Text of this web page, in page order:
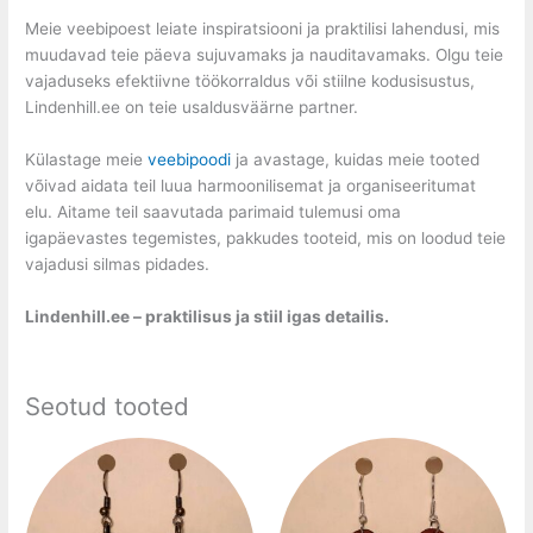
Meie veebipoest leiate inspiratsiooni ja praktilisi lahendusi, mis
muudavad teie päeva sujuvamaks ja nauditavamaks. Olgu teie
vajaduseks efektiivne töökorraldus või stiilne kodusisustus,
Lindenhill.ee on teie usaldusväärne partner.
Külastage meieveebipoodi ja avastage, kuidas meie tooted
võivad aidata teil luua harmoonilisemat ja organiseeritumat
elu. Aitame teil saavutada parimaid tulemusi oma
igapäevastes tegemistes, pakkudes tooteid, mis on loodud teie
vajadusi silmas pidades.
Lindenhill.ee – praktilisus ja stiil igas detailis.
Seotud tooted
range:
20,00 €
through
25,00 €
This
product
has
multiple
range:
20,00 €
through
25,00 €
This
product
has
multiple